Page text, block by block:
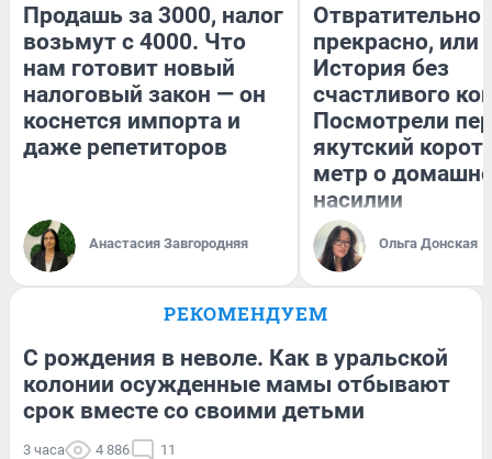
Продашь за 3000, налог
возьмут с 4000. Что
нам готовит новый
налоговый закон — он
коснется импорта и
даже репетиторов
Анастасия Завгородняя
Отвратительно
прекрасно, или
История без
счастливого
Посмотрели
якутский
метр о
насилии
Ольга Донская
РЕКОМЕНДУЕМ
С рождения в неволе. Как в уральской
колонии осужденные мамы отбывают
срок вместе со своими детьми
3 часа 4 886 11